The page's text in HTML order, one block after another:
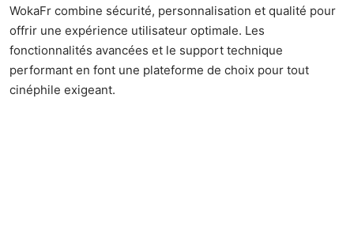
WokaFr combine sécurité, personnalisation et qualité pour
offrir une expérience utilisateur optimale. Les
fonctionnalités avancées et le support technique
performant en font une plateforme de choix pour tout
cinéphile exigeant.